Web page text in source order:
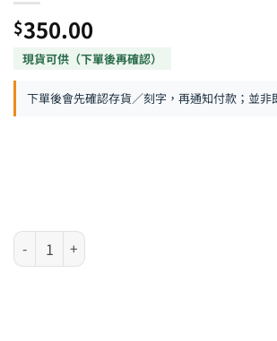
$350.00
下單後會先確認存貨／刻字，再通知付款；並非
LAMY pico系列 - 白色伸縮原子筆 數量